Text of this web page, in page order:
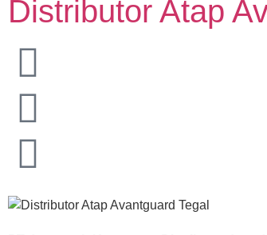
Distributor Atap